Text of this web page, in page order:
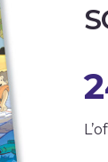
SORTIES
VOYAGES